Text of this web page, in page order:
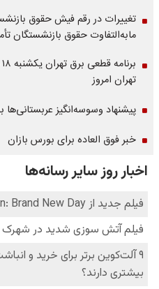
تغییرات در رقم فیش حقوق
مابه‌التفاوت حقوق بازنشستگان
تهران امروز
پیشنهاد وسوسه‌انگیز عربستانی‌ها
خبر فوق العاده برای بورس بازان